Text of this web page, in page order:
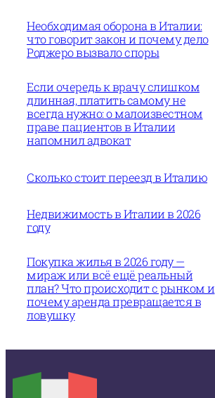
Необходимая оборона в Италии:
что говорит закон и почему дело
Роджеро вызвало споры
Если очередь к врачу слишком
длинная, платить самому не
всегда нужно: о малоизвестном
праве пациентов в Италии
напомнил адвокат
Сколько стоит переезд в Италию
Недвижимость в Италии в 2026
году
Покупка жилья в 2026 году —
мираж или всё ещё реальный
план? Что происходит с рынком и
почему аренда превращается в
ловушку